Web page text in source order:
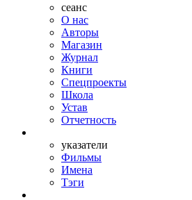
сеанс
О нас
Авторы
Магазин
Журнал
Книги
Спецпроекты
Школа
Устав
Отчетность
указатели
Фильмы
Имена
Тэги